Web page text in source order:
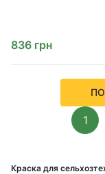
836 грн
1
Краска для